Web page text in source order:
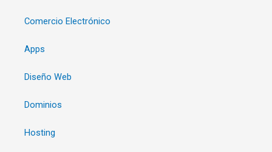
Comercio Electrónico
Apps
Diseño Web
Dominios
Hosting